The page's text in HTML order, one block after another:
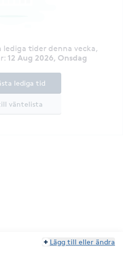
tider denna vecka,
: 12 Aug 2026, Onsdag
väntelista
lediga tid
Lägg till eller ändra